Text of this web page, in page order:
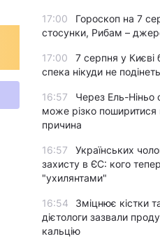
17:00
Гороскоп на 7
стосунки, Рибам –
17:00
7 серпня у Києві
спека нікуди не
16:57
Через Ель-Ніньо
може різко поширитися
причина
16:57
Українських
захисту в ЄС: кого
"ухилянтами"
16:54
Зміцнює кістки
дієтологи зазвали
кальцію